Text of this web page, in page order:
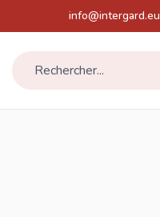
info@intergard.eu
Rechercher...